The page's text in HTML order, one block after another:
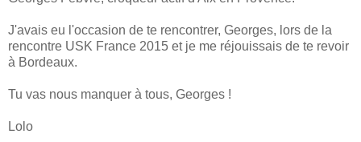
J'avais eu l'occasion de te rencontrer, Georges, lors de la
rencontre USK France 2015 et je me réjouissais de te revoir
à Bordeaux.
Tu vas nous manquer à tous, Georges !
Lolo